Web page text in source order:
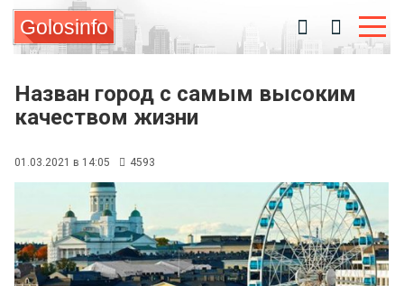
Golosinfo
Назван город с самым высоким
качеством жизни
01.03.2021 в 14:05 4593